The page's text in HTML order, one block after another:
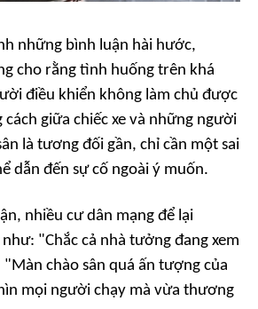
những bình luận hài hước,
cho rằng tình huống trên khá
điều khiển không làm chủ được
cách giữa chiếc xe và những người
là tương đối gần, chỉ cần một sai
dẫn đến sự cố ngoài ý muốn.
nhiều cư dân mạng để lại
"Chắc cả nhà tưởng đang xem
chào sân quá ấn tượng của
mọi người chạy mà vừa thương